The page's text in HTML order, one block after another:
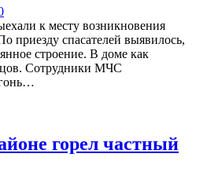
к месту возникновения
приезду спасателей выявилось,
строение. В доме как
Сотрудники МЧС
горел частный